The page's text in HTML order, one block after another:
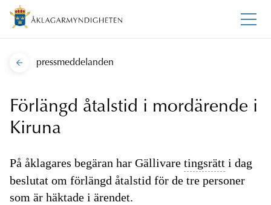
pressmeddelanden
Förlängd åtalstid i mordärende i
Kiruna
På åklagares begäran har Gällivare tingsrätt i dag
beslutat om förlängd åtalstid för de tre personer
som är häktade i ärendet.